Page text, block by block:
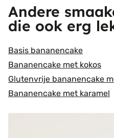
Andere
die ook erg
Basis bananencake
Bananencake met kokos
Glutenvrije bananencake
Bananencake met karamel